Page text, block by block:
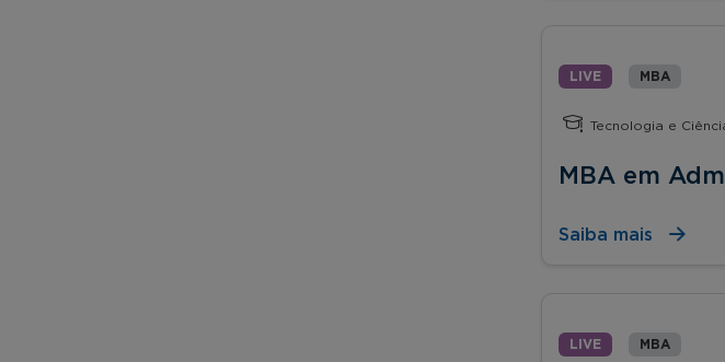
LIVE MBA
Tecnologia e
MBA em
Saiba mais
LIVE MBA